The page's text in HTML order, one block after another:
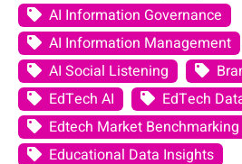
AI Information Governance
AI Information Management
AI Social Listening
EdTech AI
EdTech
Edtech Market Benchmarking
Educational Data Insights